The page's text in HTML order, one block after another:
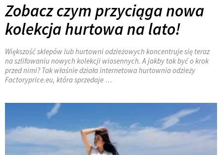
Zobacz czym przyciąga nowa
kolekcja hurtowa na lato!
Większość sklepów lub hurtowni odzieżowych koncentruje się teraz
na szlifowaniu nowych kolekcji wiosennych. A jakby tak być o krok
przed nimi? Tak właśnie działa internetowa hurtownia odzieży
Factoryprice.eu, która sprzedaje …